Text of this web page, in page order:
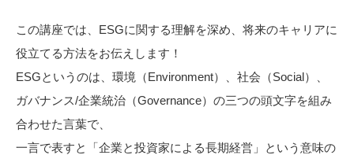
この講座では、ESGに関する理解を深め、将来のキャリアに
役立てる方法をお伝えします！
ESGというのは、環境（Environment）、社会（Social）、
ガバナンス/企業統治（Governance）の三つの頭文字を組み
合わせた言葉で、
一言で表すと「企業と投資家による長期経営」という意味の